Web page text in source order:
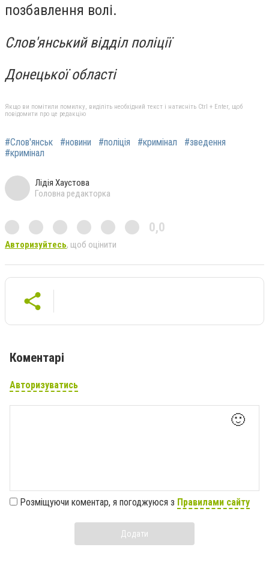
позбавлення волі.
Слов'янський відділ поліції
Донецької області
Якщо ви помітили помилку, виділіть необхідний текст і натисніть Ctrl + Enter, щоб
повідомити про це редакцію
#Слов'янськ #новини #поліція #кримінал
#зведення
#кримінал
Лідія Хаустова
Головна редакторка
0,0
Авторизуйтесь, щоб оцінити
Коментарі
Авторизуватись
🙂
Розміщуючи коментар, я погоджуюся з Правилами сайту
Додати